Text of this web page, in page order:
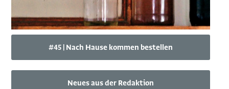
#45 | Nach Hause kommen bestellen
Neues aus der Redaktion